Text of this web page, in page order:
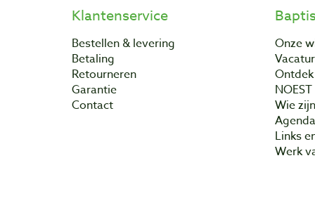
Klantenservice
Bestellen & levering
Betaling
Retourneren
Garantie
Contact
Onze
NOEST
Wie
Agenda
Links
Werk